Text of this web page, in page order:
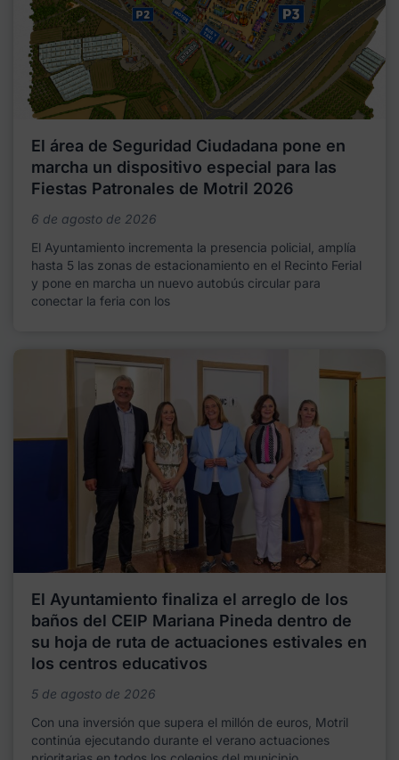
El área de Seguridad Ciudadana pone en
marcha un dispositivo especial para las
Fiestas Patronales de Motril 2026
6 de agosto de 2026
El Ayuntamiento incrementa la presencia policial, amplía
hasta 5 las zonas de estacionamiento en el Recinto Ferial
y pone en marcha un nuevo autobús circular para
conectar la feria con los
El Ayuntamiento finaliza el arreglo de los
baños del CEIP Mariana Pineda dentro de
su hoja de ruta de actuaciones estivales en
los centros educativos
5 de agosto de 2026
Con una inversión que supera el millón de euros, Motril
continúa ejecutando durante el verano actuaciones